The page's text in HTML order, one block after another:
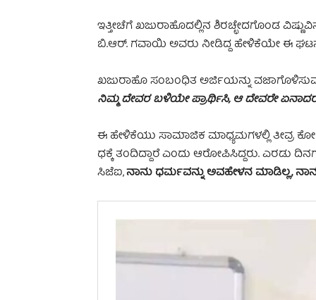
ಇತ್ತೀಚೆಗೆ ಖಜುರಾಹೊದಲ್ಲಿನ ಶಿರಚ್ಛೇದಗೊಂಡ
ಬಿ.ಆರ್‌. ಗವಾಯಿ ಅವರು ನೀಡಿದ್ದ ಹೇಳಿಕೆಯೇ ಈ
ಖಜುರಾಹೊ ಸಂಬಂಧಿತ ಅರ್ಜಿಯನ್ನು
ನಿಮ್ಮ ದೇವರ ಬಳಿಯೇ ಪ್ರಾರ್ಥಿಸಿ, ಆ ದೇವರೇ
ಈ ಹೇಳಿಕೆಯು ಸಾಮಾಜಿಕ ಮಾಧ್ಯಮಗಳಲ್ಲಿ ತೀವ್ರ
ಧಕ್ಕೆ ತಂದಿದ್ದಾರೆ ಎಂದು ಆರೋಪಿಸಿದ್ದರು. ಎರಡು
ಸಿಜೆಐ,ನಾನು ಧರ್ಮವನ್ನು ಅವಹೇಳನ ಮಾಡಿಲ್ಲ,